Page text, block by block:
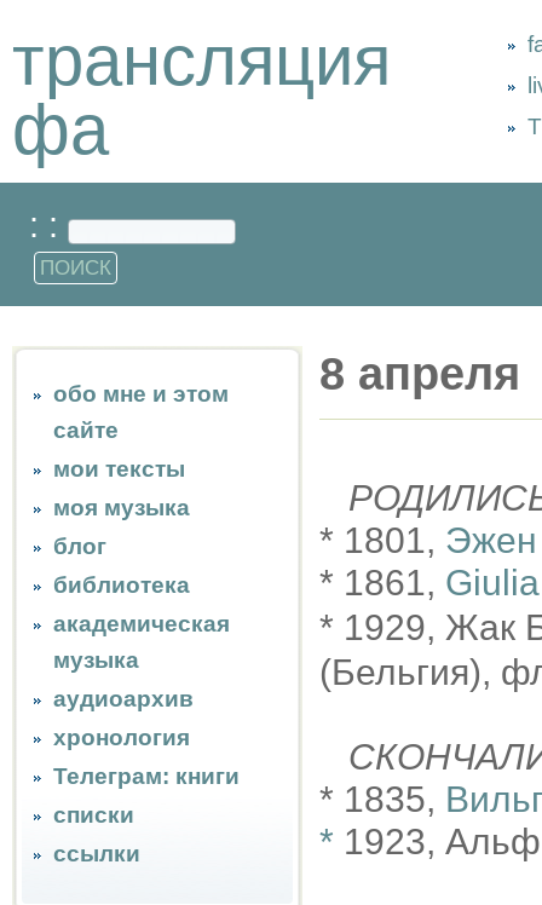
трансляция
фа
: :
обо мне и этом
сайте
мои тексты
моя музыка
блог
библиотека
академическая
музыка
аудиоархив
хронология
Телеграм: книги
списки
ссылки
8 апреля
* 1801,
* 1861,
* 1929, Жак
(Бельгия),
* 1835,
* 1923,